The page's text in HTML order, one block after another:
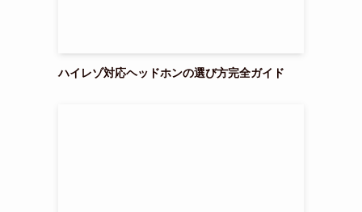
ハイレゾ対応ヘッドホンの選び方完全ガイド